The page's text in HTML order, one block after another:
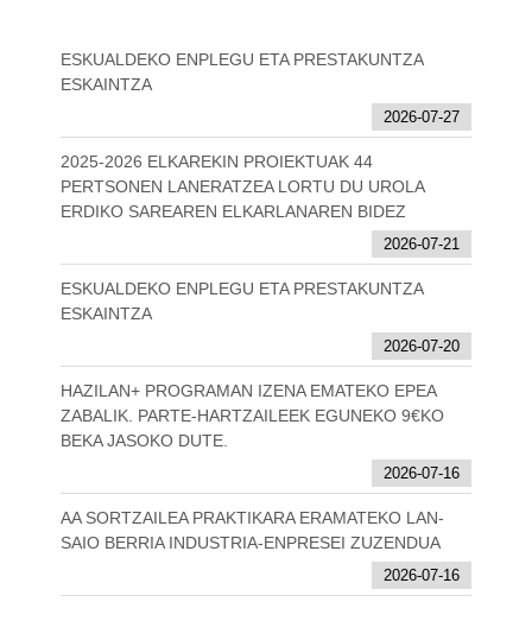
ESKUALDEKO ENPLEGU ETA PRESTAKUNTZA
ESKAINTZA
2026-07-27
2025-2026 ELKAREKIN PROIEKTUAK 44
PERTSONEN LANERATZEA LORTU DU UROLA
ERDIKO SAREAREN ELKARLANAREN BIDEZ
2026-07-21
ESKUALDEKO ENPLEGU ETA PRESTAKUNTZA
ESKAINTZA
2026-07-20
HAZILAN+ PROGRAMAN IZENA EMATEKO EPEA
ZABALIK. PARTE-HARTZAILEEK EGUNEKO 9€KO
BEKA JASOKO DUTE.
2026-07-16
AA SORTZAILEA PRAKTIKARA ERAMATEKO LAN-
SAIO BERRIA INDUSTRIA-ENPRESEI ZUZENDUA
2026-07-16